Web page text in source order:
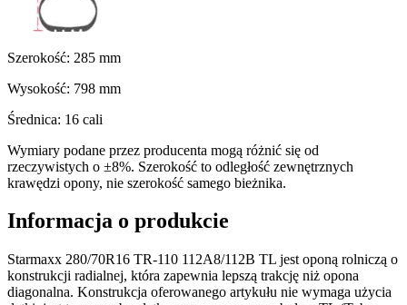
Szerokość: 285 mm
Wysokość: 798 mm
Średnica: 16 cali
Wymiary podane przez producenta mogą różnić się od
rzeczywistych o ±8%. Szerokość to odległość zewnętrznych
krawędzi opony, nie szerokość samego bieżnika.
Informacja o produkcie
Starmaxx 280/70R16 TR-110 112A8/112B TL jest oponą rolniczą o
konstrukcji radialnej, która zapewnia lepszą trakcję niż opona
diagonalna. Konstrukcja oferowanego artykułu nie wymaga użycia